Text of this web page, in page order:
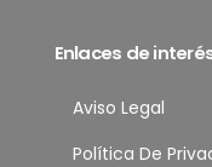
Enlaces de
Aviso Legal
Política De